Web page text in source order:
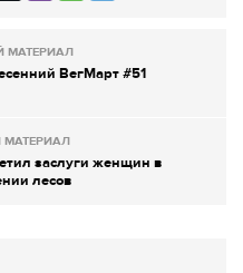
МАТЕРИАЛ
ВегМарт #51
заслуги женщин в
лесов